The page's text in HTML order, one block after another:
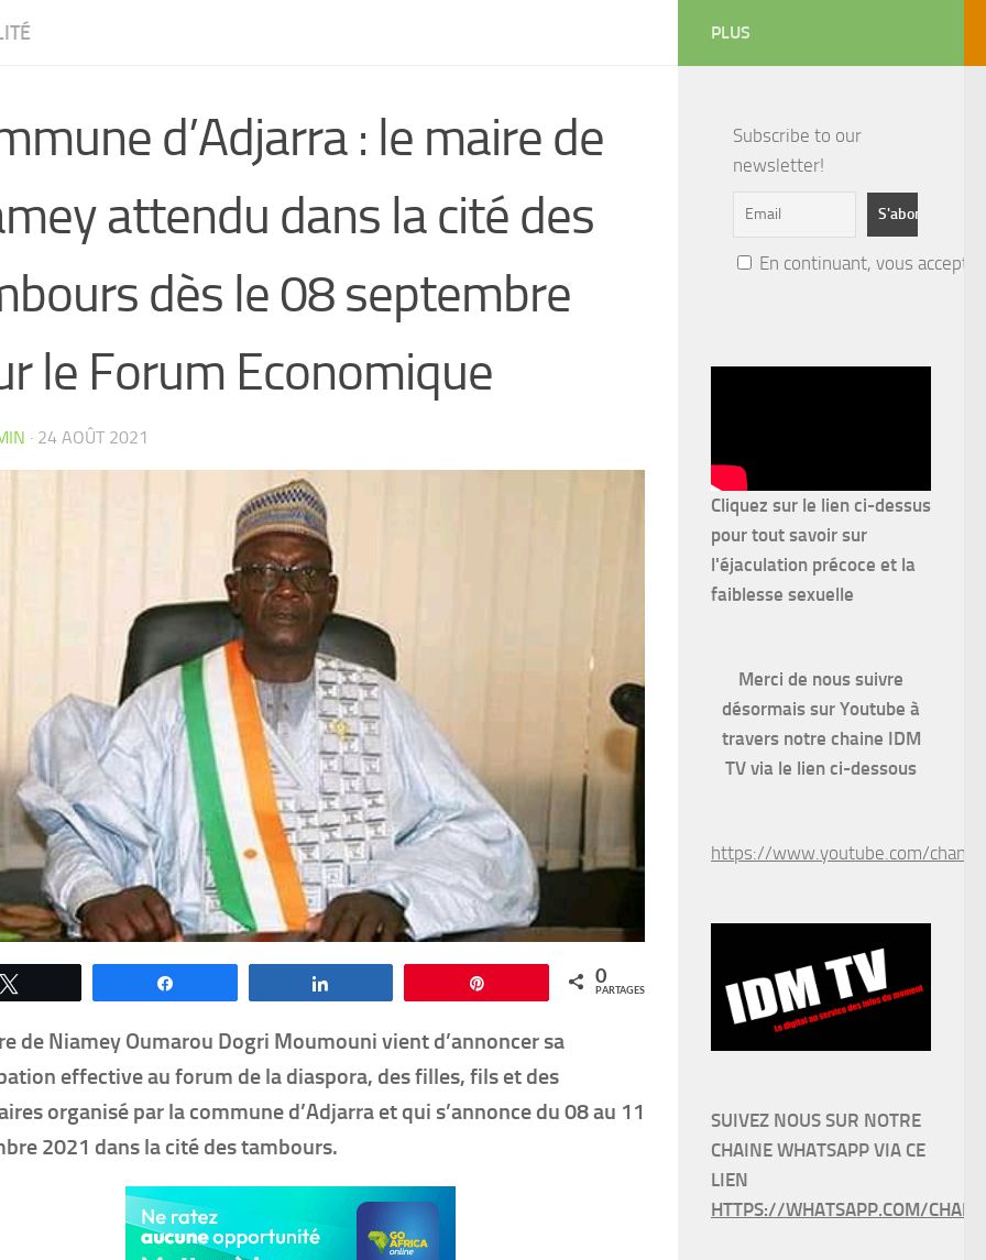
d’Adjarra : le maire de
attendu dans la cité des
dès le 08 septembre
le Forum Economique
· 24 AOÛT 2021
0
PARTAGES
de Niamey Oumarou Dogri Moumouni vient d’annoncer sa
effective au forum de la diaspora, des filles, fils et des
organisé par la commune d’Adjarra et qui s’annonce du 08 au 11
2021 dans la cité des tambours.
PLUS
Subscribe to our
newsletter!
En continuant, vous
Cliquez sur le lien ci-dessus
pour tout savoir sur
l'éjaculation précoce et la
faiblesse sexuelle
Merci de nous suivre
désormais sur Youtube à
travers notre chaine IDM
TV via le lien ci-dessous
https://www.youtube.com/
SUIVEZ NOUS SUR NOTRE
CHAINE WHATSAPP VIA CE
LIEN
HTTPS://WHATSAPP.COM/